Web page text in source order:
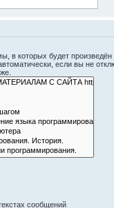
в которых будет произведён
если вы не
сообщений